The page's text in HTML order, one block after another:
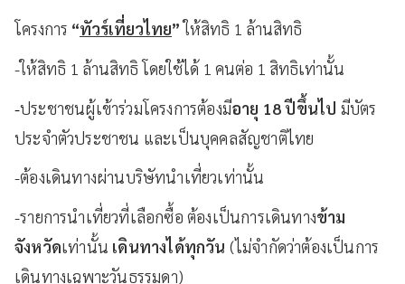
โครงการ “ทัวร์เที่ยวไทย”ให้สิทธิ 1 ล้านสิทธิ
-ให้สิทธิ 1 ล้านสิทธิ โดยใช้ได้ 1 คนต่อ 1 สิทธิเท่านั้น
-ประชาชนผู้เข้าร่วมโครงการต้องมีอายุ 18 ปีขึ้นไป มีบัตร
ประจำตัวประชาชน และเป็นบุคคลสัญชาติไทย
-ต้องเดินทางผ่านบริษัทนำเที่ยวเท่านั้น
-รายการนำเที่ยวที่เลือกซื้อ ต้องเป็นการเดินทางข้าม
จังหวัดเท่านั้น เดินทางได้ทุกวัน (ไม่จำกัดว่าต้องเป็นการ
เดินทางเฉพาะวันธรรมดา)